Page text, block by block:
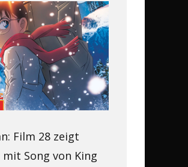
Film 28 zeigt
Song von King